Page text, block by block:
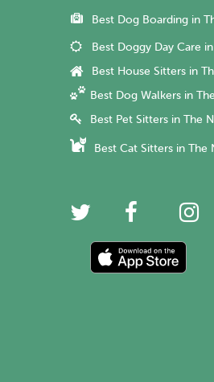
Best Dog Boarding in
Best Doggy Day Care
Best House Sitters in
Best Dog Walkers in
Best Pet Sitters in The
Best Cat Sitters in The